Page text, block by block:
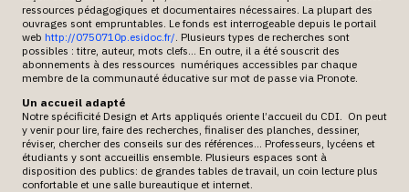
ressources pédagogiques et documentaires nécessaires. La plupart des
ouvrages sont empruntables. Le fonds est interrogeable depuis le portail
web http://0750710p.esidoc.fr/ . Plusieurs types de recherches sont
possibles : titre, auteur, mots clefs… En outre, il a été souscrit des
abonnements à des ressources numériques accessibles par chaque
membre de la communauté éducative sur mot de passe via Pronote.
Un accueil adapté
Notre spécificité Design et Arts appliqués oriente l’accueil du CDI. On peut
y venir pour lire, faire des recherches, finaliser des planches, dessiner,
réviser, chercher des conseils sur des références… Professeurs, lycéens et
étudiants y sont accueillis ensemble. Plusieurs espaces sont à
disposition des publics: de grandes tables de travail, un coin lecture plus
confortable et une salle bureautique et internet.